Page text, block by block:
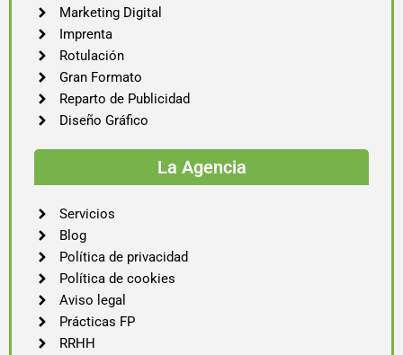
Marketing Digital
Imprenta
Rotulación
Gran Formato
Reparto de Publicidad
Diseño Gráfico
La Agencia
Servicios
Blog
Política de privacidad
Política de cookies
Aviso legal
Prácticas FP
RRHH